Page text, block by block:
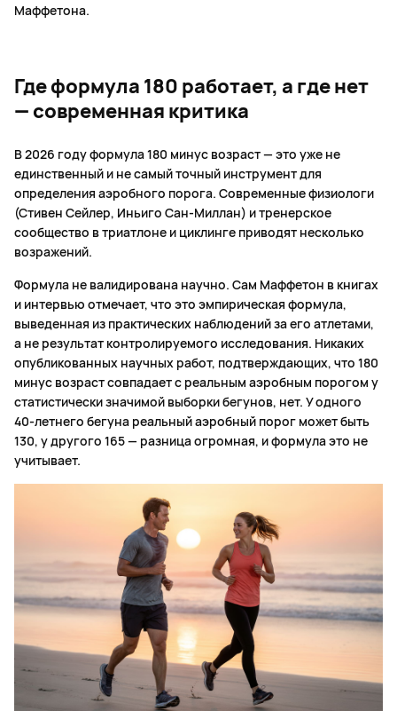
Маффетона.
Где формула 180 работает, а где нет
— современная критика
В 2026 году формула 180 минус возраст — это уже не
единственный и не самый точный инструмент для
определения аэробного порога. Современные физиологи
(Стивен Сейлер, Иньиго Сан-Миллан) и тренерское
сообщество в триатлоне и циклинге приводят несколько
возражений.
Формула не валидирована научно. Сам Маффетон в книгах
и интервью отмечает, что это эмпирическая формула,
выведенная из практических наблюдений за его атлетами,
а не результат контролируемого исследования. Никаких
опубликованных научных работ, подтверждающих, что 180
минус возраст совпадает с реальным аэробным порогом у
статистически значимой выборки бегунов, нет. У одного
40-летнего бегуна реальный аэробный порог может быть
130, у другого 165 — разница огромная, и формула это не
учитывает.